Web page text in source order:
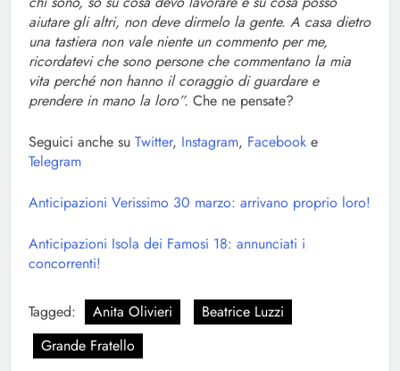
aiutare gli altri, non deve dirmelo la gente. A casa dietro
una tastiera non vale niente un commento per me,
ricordatevi che sono persone che commentano la mia
vita perché non hanno il coraggio di guardare e
prendere in mano la loro”. Che ne pensate?
Seguici anche su Twitter, Instagram, Facebook e
Telegram
Anticipazioni Verissimo 30 marzo: arrivano proprio loro!
Anticipazioni Isola dei Famosi 18: annunciati i
concorrenti!
Tagged: Anita Olivieri
Beatrice Luzzi
Grande Fratello